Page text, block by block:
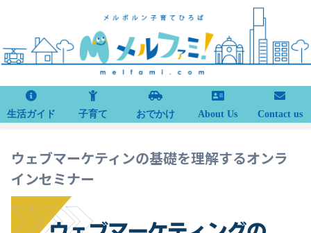
生活ガイド 子育て おでかけ About Us Contact us
ウェブマーケティンの基礎を理解するオンラ
インセミナー